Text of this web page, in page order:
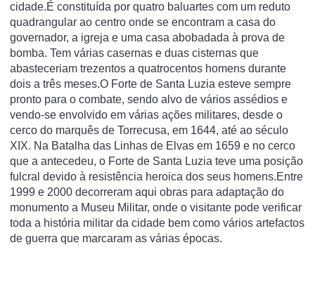
cidade.É constituída por quatro baluartes com um reduto
quadrangular ao centro onde se encontram a casa do
governador, a igreja e uma casa abobadada à prova de
bomba. Tem várias casernas e duas cisternas que
abasteceriam trezentos a quatrocentos homens durante
dois a três meses.O Forte de Santa Luzia esteve sempre
pronto para o combate, sendo alvo de vários assédios e
vendo-se envolvido em várias ações militares, desde o
cerco do marquês de Torrecusa, em 1644, até ao século
XIX. Na Batalha das Linhas de Elvas em 1659 e no cerco
que a antecedeu, o Forte de Santa Luzia teve uma posição
fulcral devido à resistência heroica dos seus homens.Entre
1999 e 2000 decorreram aqui obras para adaptação do
monumento a Museu Militar, onde o visitante pode verificar
toda a história militar da cidade bem como vários artefactos
de guerra que marcaram as várias épocas.